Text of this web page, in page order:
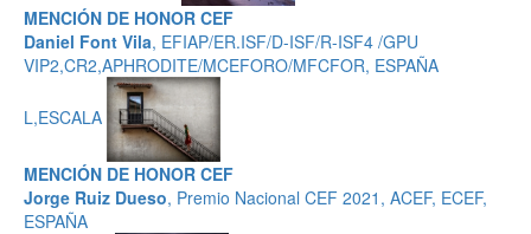
MENCIÓN DE HONOR CEF
Daniel Font Vila, EFIAP/ER.ISF/D-ISF/R-ISF4 /GPU
VIP2,CR2,APHRODITE/MCEFORO/MFCFOR, ESPAÑA
L,ESCALA
MENCIÓN DE HONOR CEF
Jorge Ruiz Dueso, Premio Nacional CEF 2021, ACEF, ECEF,
ESPAÑA